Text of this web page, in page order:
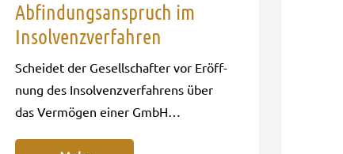
Abfindungsanspruch im
Insolvenzverfahren
Schei­det der Gesell­schaf­ter vor Eröff­
nung des Insol­venz­ver­fah­rens über
das Ver­mö­gen einer GmbH…